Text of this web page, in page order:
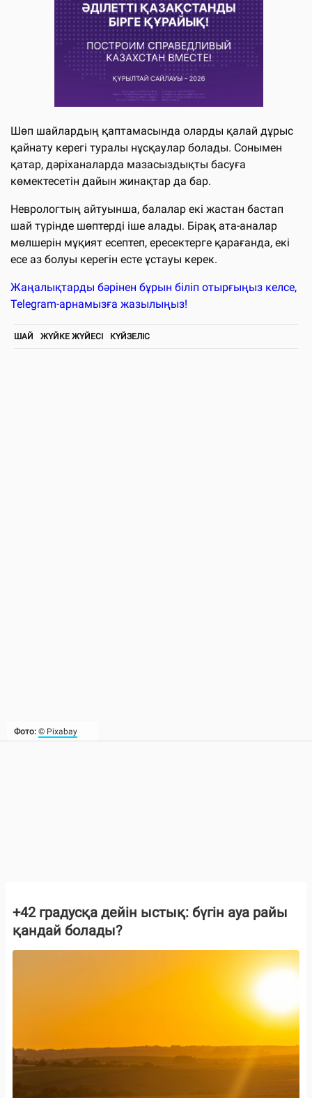
Фото: © Pixabay
Шөп шайлардың қаптамасында оларды қалай дұрыс
қайнату керегі туралы нұсқаулар болады. Сонымен
қатар, дәріханаларда мазасыздықты басуға
көмектесетін дайын жинақтар да бар.
Неврологтың айтуынша, балалар екі жастан бастап
шай түрінде шөптерді іше алады. Бірақ ата-аналар
мөлшерін мұқият есептеп, ересектерге қарағанда, екі
есе аз болуы керегін есте ұстауы керек.
Жаңалықтарды бәрінен бұрын біліп отырғыңыз келсе,
Telegram-арнамызға жазылыңыз!
ШАЙ ЖҮЙКЕ ЖҮЙЕСІ КҮЙЗЕЛІС